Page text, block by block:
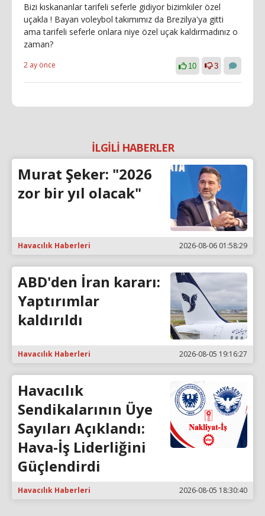
Bizi kıskananlar tarifeli seferle gidiyor bizimkiler özel
uçakla ! Bayan voleybol takımımız da Brezilya'ya gitti
ama tarifeli seferle onlara niye özel uçak kaldırmadınız o
zaman?
2 ay önce 10 3
İLGİLİ HABERLER
Murat Şeker: "2026
zor bir yıl olacak"
Havacılık Haberleri 2026-08-06 01:58:29
ABD'den İran kararı:
Yaptırımlar
kaldırıldı
Havacılık Haberleri 2026-08-05 19:16:27
Havacılık
Sendikalarının Üye
Sayıları Açıklandı:
Hava-İş Liderliğini
Güçlendirdi
Havacılık Haberleri 2026-08-05 18:30:40